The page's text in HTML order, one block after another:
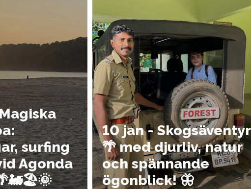
surfing
Agonda
10 jan - Skogsäventyr
🌴 med djurliv, natur
och spännande
ögonblick! 🦋